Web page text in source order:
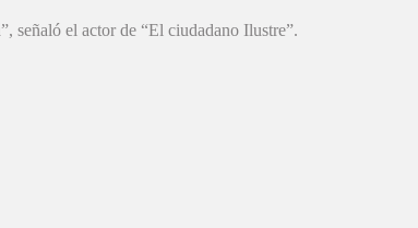
señaló el actor de “El ciudadano Ilustre”.